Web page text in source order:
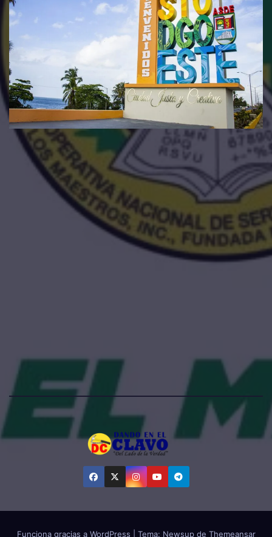
Funciona gracias a WordPress Tema: Newsupde Themeansar